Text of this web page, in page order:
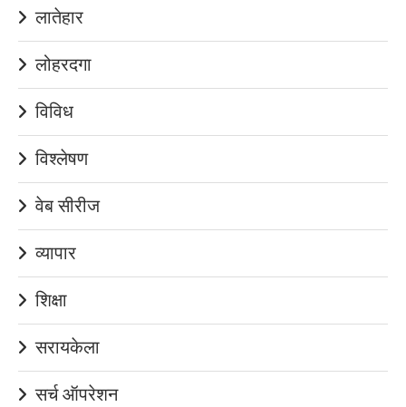
लातेहार
लोहरदगा
विविध
विश्लेषण
वेब सीरीज
व्यापार
शिक्षा
सरायकेला
सर्च ऑपरेशन